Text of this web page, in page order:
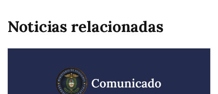
Noticias relacionadas